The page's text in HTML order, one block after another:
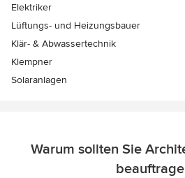
Elektriker
Lüftungs- und Heizungsbauer
Klär- & Abwassertechnik
Klempner
Solaranlagen
Warum sollten Sie